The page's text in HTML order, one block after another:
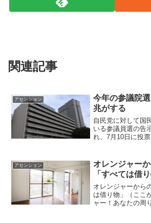
関連記事
アセンション
今年の参議院
兆がする
自民党に対して国
いる参議員選の告
れ、7月10日に投
院選で自民党が大
思われます。これ
アセンション
オレンジャー
「すべては借り
オレンジャーから
は借り物」（ここ
ャー！あなたの周